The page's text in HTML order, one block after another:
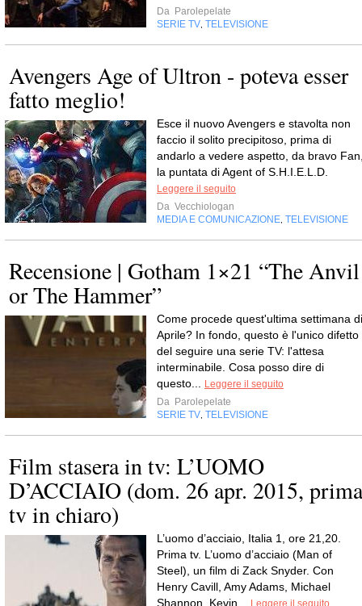
Da Parolepelate
SERIE TV TELEVISIONE
Avengers Age of Ultron - poteva esser
fatto meglio!
Esce il nuovo Avengers e stavolta non
faccio il solito precipitoso, prima di
andarlo a vedere aspetto, da bravo
la puntata di Agent of S.H.I.E.L.D.
Leggere il seguito
Da Vecchiologan
MEDIA E COMUNICAZIONE TELEVISIONE
Recensione | Gotham 1×21 “The Anvil
or The Hammer”
Come procede quest'ultima settimana di
Aprile? In fondo, questo è l'unico difetto
del seguire una serie TV: l'attesa
interminabile. Cosa posso dire di
questo...
Leggere il seguito
Da Parolepelate
SERIE TV TELEVISIONE
Film stasera in tv: L’UOMO
D’ACCIAIO (dom. 26 apr. 2015, prima
tv in chiaro)
L’uomo d’acciaio, Italia 1, ore 21,20.
Prima tv. L’uomo d’acciaio (Man of
Steel), un film di Zack Snyder. Con
Henry Cavill, Amy Adams, Michael
Shannon, Kevin...
Leggere il seguito